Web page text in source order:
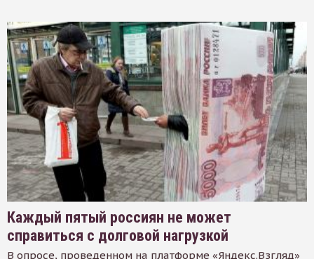
Каждый пятый россиян не может
справиться с долговой нагрузкой
В опросе, проведенном на платформе «Яндекс.Взгляд»